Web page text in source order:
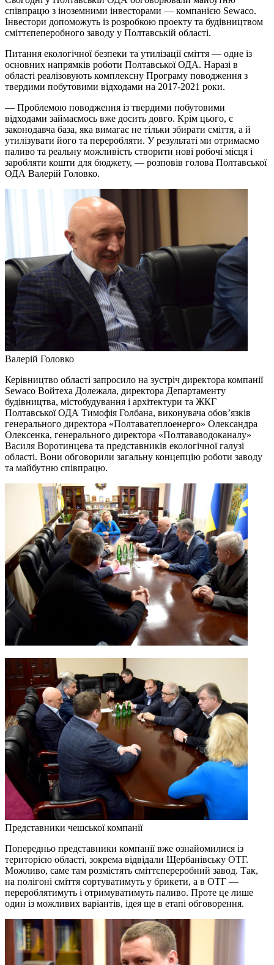
співпрацю з іноземними інвесторами — компанією Sewaco.
Інвестори допоможуть із розробкою проекту та будівництвом
сміттєпеперобного заводу у Полтавській області.
Питання екологічної безпеки та утилізації сміття — одне із
основних напрямків роботи Полтавської ОДА. Наразі в
області реалізовують комплексну Програму поводження з
твердими побутовими відходами на 2017-2021 роки.
— Проблемою поводження із твердими побутовими
відходами займаємось вже досить довго. Крім цього, є
законодавча база, яка вимагає не тільки збирати сміття, а й
утилізувати його та переробляти. У результаті ми отримаємо
паливо та реальну можливість створити нові робочі місця і
заробляти кошти для бюджету, — розповів голова Полтавської
ОДА Валерій Головко.
Валерій Головко
Керівництво області запросило на зустріч директора компанії
Sewaco Войтеха Долежала, директора Департаменту
будівництва, містобудування і архітектури та ЖКГ
Полтавської ОДА Тимофія Голбана, виконувача обов’язків
генерального директора «Полтаватеплоенерго» Олександра
Олексенка, генерального директора «Полтававодоканалу»
Василя Воротинцева та представників екологічної галузі
області. Вони обговорили загальну концепцію роботи заводу
та майбутню співпрацю.
Представники чешської компанії
Попередньо представники компанії вже ознайомилися із
територією області, зокрема відвідали Щербанівську ОТГ.
Можливо, саме там розмістять сміттєпереробний завод. Так,
на полігоні сміття сортуватимуть у брикети, а в ОТГ —
перероблятимуть і отримуватимуть паливо. Проте це лише
один із можливих варіантів, ідея ще в етапі обговорення.